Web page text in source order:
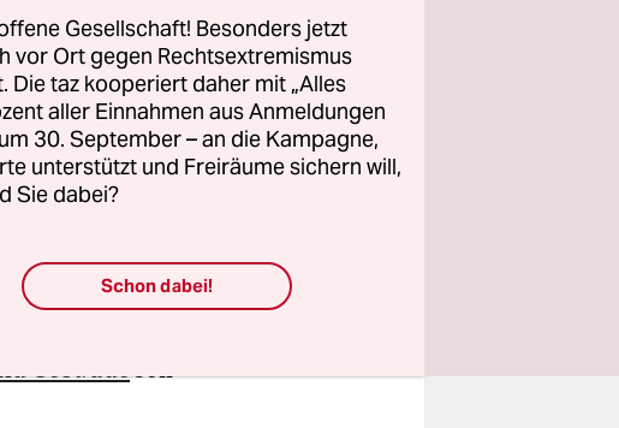
unter
Lebensdauer
gesammelt und
in Kreisläufe
auch
ins Visier. Eine
Gebäudesoll
Gesellschaft! Besonders jetzt
vor Ort gegen Rechtsextremismus
Die taz kooperiert daher mit „Alles
aller Einnahmen aus Anmeldungen
30. September – an die Kampagne,
unterstützt und Freiräume sichern will,
Sie dabei?
Schon dabei!